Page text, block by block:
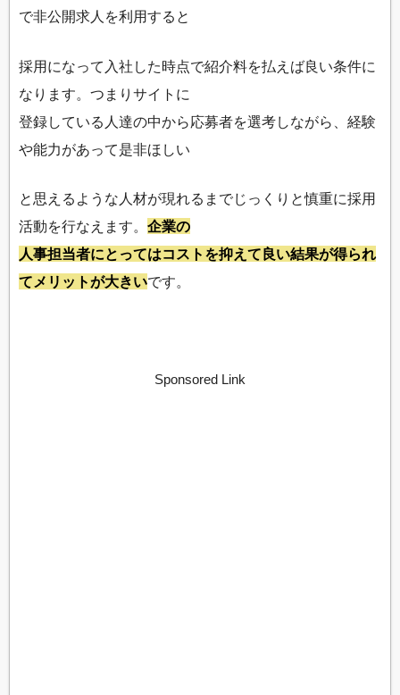
で非公開求人を利用すると
採用になって入社した時点で紹介料を払えば良い条件に
なります。つまりサイトに
登録している人達の中から応募者を選考しながら、経験
や能力があって是非ほしい
と思えるような人材が現れるまでじっくりと慎重に採用
活動を行なえます。 企業の
人事担当者にとってはコストを抑えて良い結果が得られ
てメリットが大きいです。
Sponsored Link